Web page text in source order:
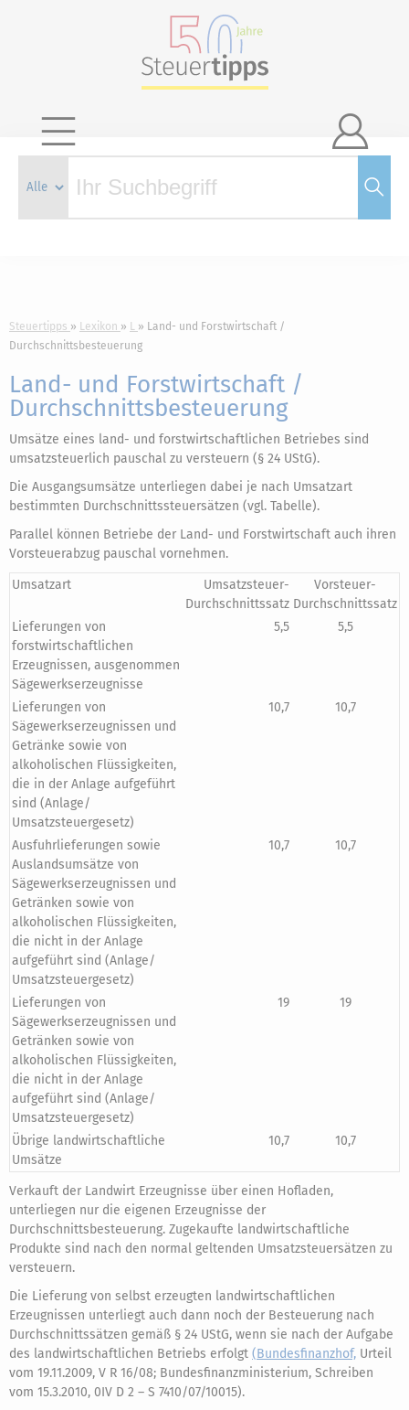

Steuertipps Lexikon L
Land- und Forstwirtschaft /
Durchschnittsbesteuerung
Land- und Forstwirtschaft /
Durchschnittsbesteuerung
Umsätze eines land- und forstwirtschaftlichen Betriebes sind
umsatzsteuerlich pauschal zu versteuern (§ 24 UStG).
Die Ausgangsumsätze unterliegen dabei je nach Umsatzart
bestimmten Durchschnittssteuersätzen (vgl. Tabelle).
Parallel können Betriebe der Land- und Forstwirtschaft auch ihren
Vorsteuerabzug pauschal vornehmen.
Umsatzart
Umsatzsteuer-
Durchschnittssatz
Vorsteuer-
Durchschnittssatz
Lieferungen von
forstwirtschaftlichen
Erzeugnissen, ausgenommen
Sägewerkserzeugnisse
5,5 5,5
Lieferungen von
Sägewerkserzeugnissen und
Getränke sowie von
alkoholischen Flüssigkeiten,
die in der Anlage aufgeführt
sind (Anlage/
Umsatzsteuergesetz)
10,7 10,7
Ausfuhrlieferungen sowie
Auslandsumsätze von
Sägewerkserzeugnissen und
Getränken sowie von
alkoholischen Flüssigkeiten,
die nicht in der Anlage
aufgeführt sind (Anlage/
Umsatzsteuergesetz)
10,7 10,7
Lieferungen von
Sägewerkserzeugnissen und
Getränken sowie von
alkoholischen Flüssigkeiten,
die nicht in der Anlage
aufgeführt sind (Anlage/
Umsatzsteuergesetz)
19 19
Übrige landwirtschaftliche
Umsätze
10,7 10,7
Verkauft der Landwirt Erzeugnisse über einen Hofladen,
unterliegen nur die eigenen Erzeugnisse der
Durchschnittsbesteuerung. Zugekaufte landwirtschaftliche
Produkte sind nach den normal geltenden Umsatzsteuersätzen zu
versteuern.
Die Lieferung von selbst erzeugten landwirtschaftlichen
Erzeugnissen unterliegt auch dann noch der Besteuerung nach
Durchschnittssätzen gemäß § 24 UStG, wenn sie nach der Aufgabe
des landwirtschaftlichen Betriebs erfolgt (Bundesfinanzhof, Urteil
vom 19.11.2009, V R 16/08; Bundesfinanzministerium, Schreiben
vom 15.3.2010, 0IV D 2 – S 7410/07/10015).